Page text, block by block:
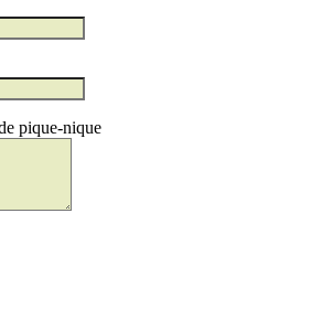
pique-nique